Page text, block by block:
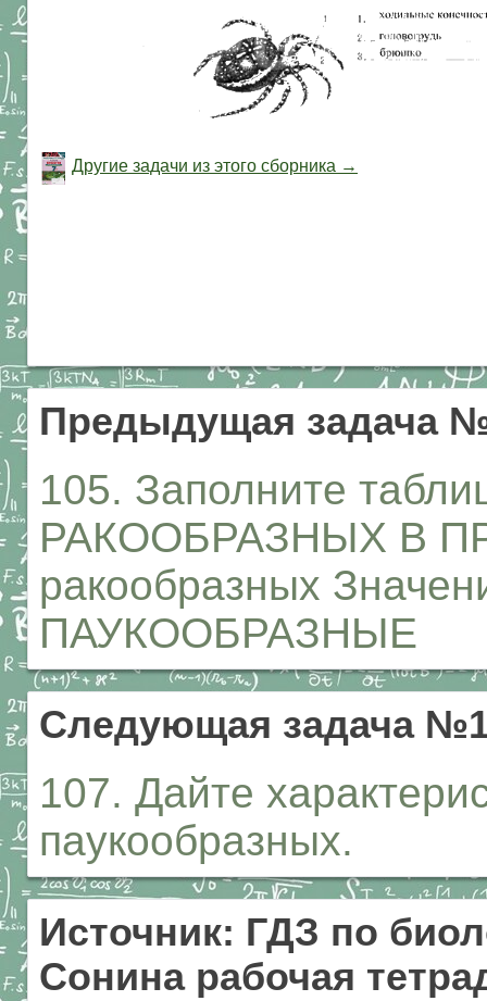
Другие задачи из этого сборника →
Предыдущая задача
105. Заполните
РАКООБРАЗНЫХ В
ракообразных
ПАУКООБРАЗНЫЕ
Следующая задача
107. Дайте
паукообразных.
Источник: ГДЗ по
Сонина рабочая